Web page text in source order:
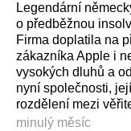
Legendární
o předběžnou
Firma doplatila na
zákazníka Apple i
vysokých dluhů a
nyní společnosti,
rozdělení mezi
minulý měsíc